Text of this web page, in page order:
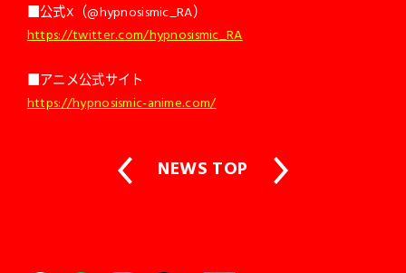
■公式X（@hypnosismic_RA）
https://twitter.com/hypnosismic_RA
■アニメ公式サイト
https://hypnosismic-anime.com/
NEWS TOP